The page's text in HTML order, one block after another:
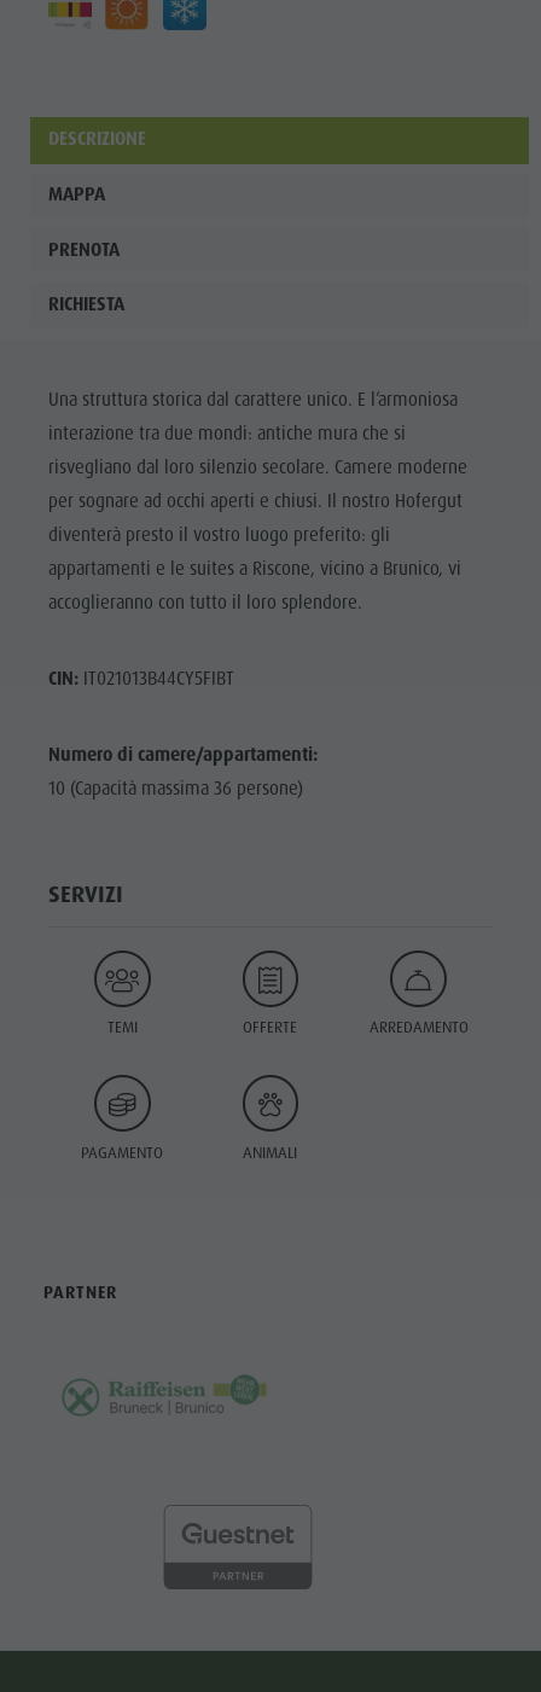
DESCRIZIONE
MAPPA
PRENOTA
RICHIESTA
Una struttura storica dal carattere unico. E l’armoniosa
interazione tra due mondi: antiche mura che si
risvegliano dal loro silenzio secolare. Camere moderne
per sognare ad occhi aperti e chiusi. Il nostro Hofergut
diventerà presto il vostro luogo preferito: gli
appartamenti e le suites a Riscone, vicino a Brunico, vi
accoglieranno con tutto il loro splendore.
CIN:IT021013B44CY5FIBT
Numero di camere/appartamenti:
10 (Capacità massima 36 persone)
SERVIZI
TEMI OFFERTE ARREDAMENTO
PAGAMENTO ANIMALI
PARTNER